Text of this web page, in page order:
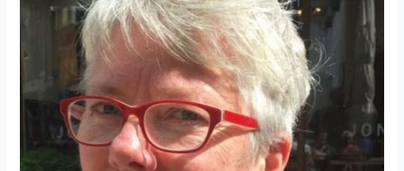
aan…